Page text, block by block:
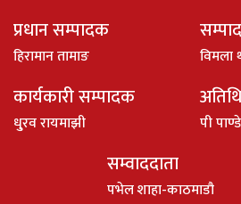
प्रधान सम्पादक
हिरामान तामाङ विमला
कार्यकारी सम्पादक
धु्रव रायमाझी पी पाण्डे
सम्वाददाता
पभेल शाहा-काठमाडौ